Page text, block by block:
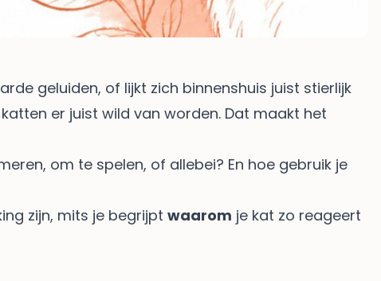
geluiden, of lijkt zich binnenshuis juist stierlijk
er juist wild van worden. Dat maakt het
om te spelen, of allebei? En hoe gebruik je
zijn, mits je begrijpt waarom je kat zo reageert